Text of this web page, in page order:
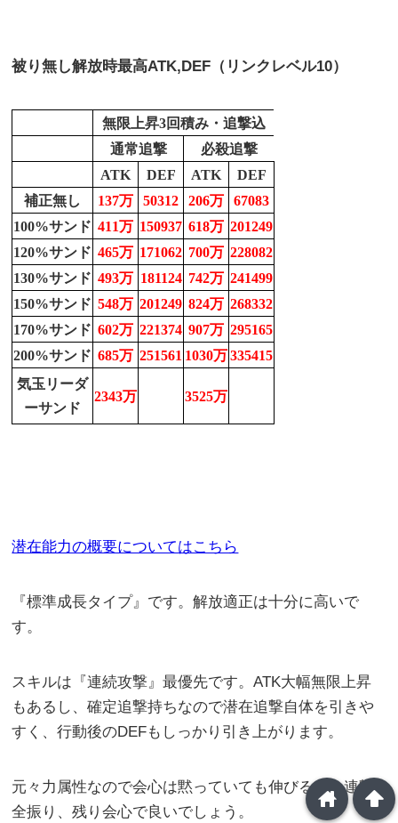
被り無し解放時最高ATK,DEF（リンクレベル10）
無限上昇3回積み・追撃込
通常追撃
必殺追撃
ATK
DEF ATK
DEF
補正無し
137万 50312 206万
67083
100%サンド 411万 150937 618万 201249
120%サンド 465万 171062 700万 228082
130%サンド 493万 181124 742万 241499
150%サンド 548万 201249 824万 268332
170%サンド 602万 221374 907万 295165
200%サンド 685万 251561 1030万 335415
気玉リーダ
ーサンド
2343万 3525万
潜在能力の概要についてはこちら
『標準成長タイプ』です。解放適正は十分に高いで
す。
スキルは『連続攻撃』最優先です。ATK大幅無限上昇
もあるし、確定追撃持ちなので潜在追撃自体を引きや
すく、行動後のDEFもしっかり引き上がります。
元々力属性なので会心は黙っていても伸びるし、連撃
全振り、残り会心で良いでしょう。
arrowup
home